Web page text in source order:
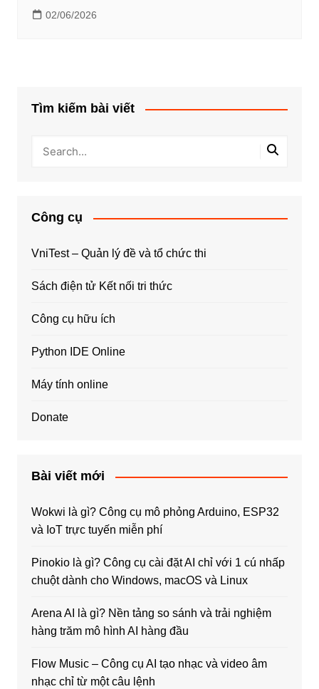
02/06/2026
Tìm kiếm bài viết
Công cụ
VniTest – Quản lý đề và tổ chức thi
Sách điện tử Kết nối tri thức
Công cụ hữu ích
Python IDE Online
Máy tính online
Donate
Bài viết mới
Wokwi là gì? Công cụ mô phỏng Arduino, ESP32
và IoT trực tuyến miễn phí
Pinokio là gì? Công cụ cài đặt AI chỉ với 1 cú nhấp
chuột dành cho Windows, macOS và Linux
Arena AI là gì? Nền tảng so sánh và trải nghiệm
hàng trăm mô hình AI hàng đầu
Flow Music – Công cụ AI tạo nhạc và video âm
nhạc chỉ từ một câu lệnh